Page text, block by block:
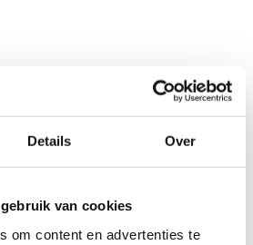
Details Over
van cookies
om content en advertenties te